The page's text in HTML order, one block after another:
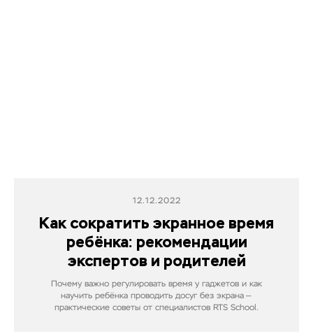
12.12.2022
Как сократить экранное время
ребёнка: рекомендации
экспертов и родителей
Почему важно регулировать время у гаджетов и как
научить ребёнка проводить досуг без экрана —
практические советы от специалистов RTS School.